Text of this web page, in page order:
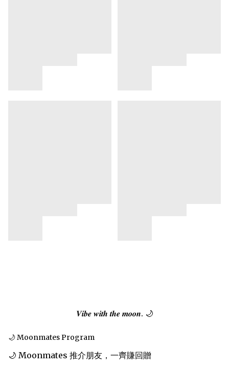
𝑽𝒊𝒃𝒆 𝒘𝒊𝒕𝒉 𝒕𝒉𝒆 𝒎𝒐𝒐𝒏. 🌙
🌙 Moonmates Program
🌙 Moonmates 推介朋友，一齊賺回贈